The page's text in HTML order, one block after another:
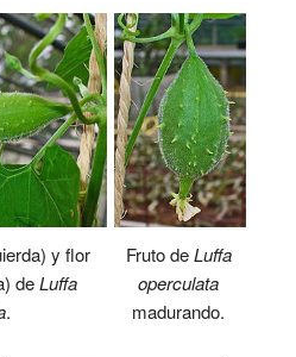
y flor
deLuffa
.
Fruto deLuffa
operculata
madurando.